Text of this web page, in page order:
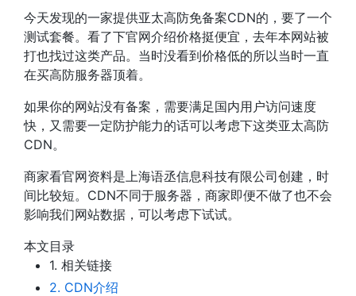
今天发现的一家提供亚太高防免备案CDN的，要了一个
测试套餐。看了下官网介绍价格挺便宜，去年本网站被
打也找过这类产品。当时没看到价格低的所以当时一直
在买高防服务器顶着。
如果你的网站没有备案，需要满足国内用户访问速度
快，又需要一定防护能力的话可以考虑下这类亚太高防
CDN。
商家看官网资料是上海语丞信息科技有限公司创建，时
间比较短。CDN不同于服务器，商家即便不做了也不会
影响我们网站数据，可以考虑下试试。
本文目录
1. 相关链接
2. CDN介绍